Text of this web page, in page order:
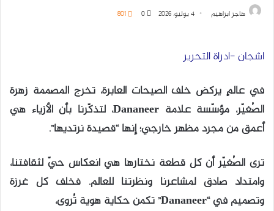
هاجر ابراهيم 4 يوليو، 2026 0
801
اشجان -ادراة التحرير
في عالمٍ يركض خلف الصيحات العابرة، تخرج المصممة زهرة
الصُغيّر، مؤسّسة علامة Dananeer، لتذكّرنا بأن الأزياء هي
أعمق من مجرد مظهر خارجي؛ إنها “قصيدة نرتديها”.
ترى الصُغيّر أن كل قطعة نختارها هي انعكاس حيّ لثقافتنا،
وامتداد صادق لمشاعرنا ونظرتنا للعالم. فخلف كل غرزة
وتصميم في “Dananeer” تكمن حكاية هوية تُروى،